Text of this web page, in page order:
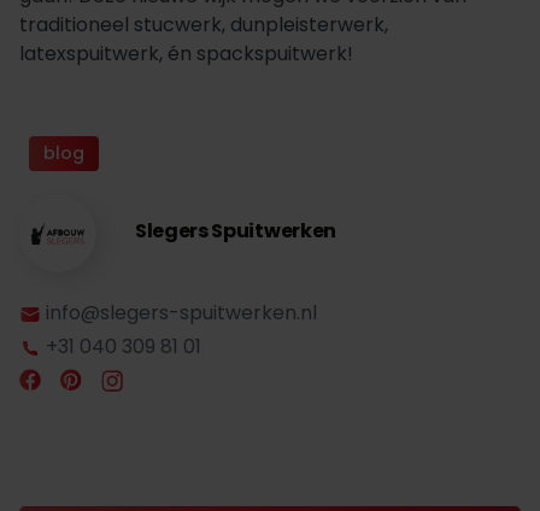
traditioneel stucwerk, dunpleisterwerk,
latexspuitwerk, én spackspuitwerk!
blog
Slegers Spuitwerken
info@slegers-spuitwerken.nl
+31 040 309 81 01